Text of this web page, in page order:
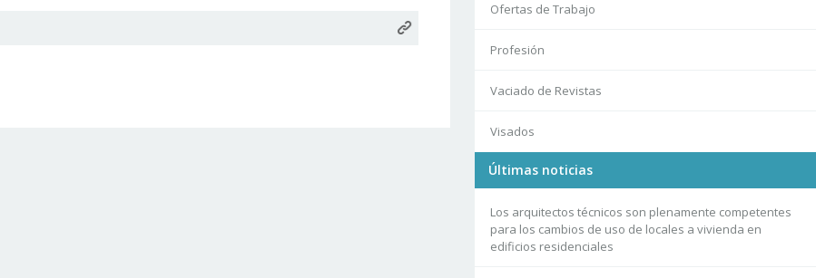
Ofertas de Trabajo
Profesión
Vaciado de Revistas
Visados
Últimas noticias
Los arquitectos técnicos son plenamente competentes
para los cambios de uso de locales a vivienda en
edificios residenciales